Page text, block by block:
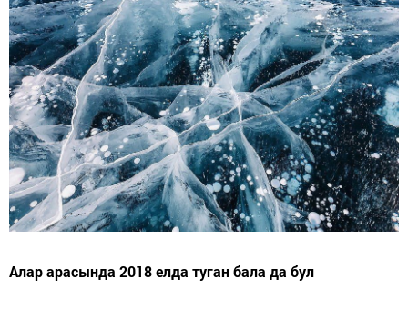
Алар арасында 2018 елда туган бала да бул